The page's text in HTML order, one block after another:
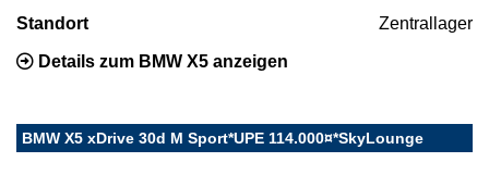
Standort Zentrallager
Details zum BMW X5 anzeigen
BMW X5 xDrive 30d M Sport*UPE 114.000¤*SkyLounge